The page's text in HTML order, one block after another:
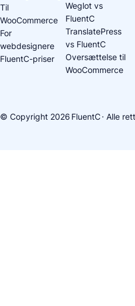
Til
WooCommerce
For
webdesignere
FluentC-priser
Weglot vs
FluentC
TranslatePress
vs FluentC
Oversættelse til
WooCommerce
© Copyright 2026 FluentC· Alle